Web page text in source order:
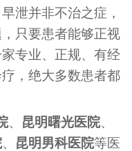
泄并非不治之症，
只要患者能够正视
专业、正规、有经
，绝大多数患者都
、 昆明曙光医院、
、 昆明男科医院等医